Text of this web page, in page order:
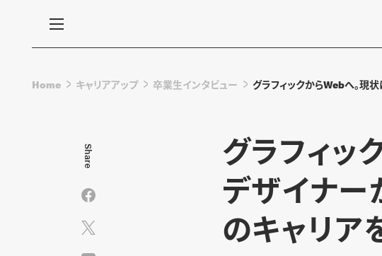
Home キャリアアップ 卒業生インタビュー グラフィックからWebへ。現
グラフィッ
デザイナー
のキャリア
Share